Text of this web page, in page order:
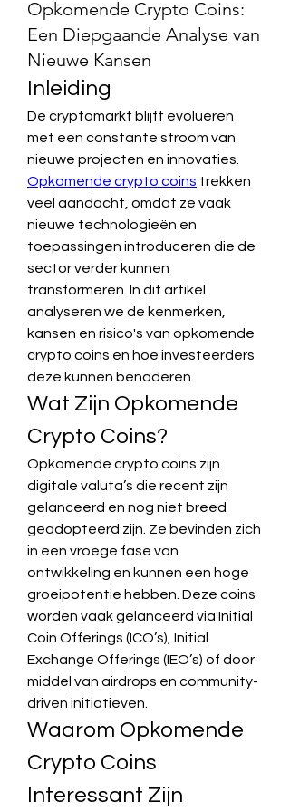
Opkomende Crypto Coins:
Een Diepgaande Analyse van
Nieuwe Kansen
Inleiding
De cryptomarkt blijft evolueren
met een constante stroom van
Opkomende crypto coins trekken
veel aandacht, omdat ze vaak
nieuwe technologieën en
toepassingen introduceren die de
sector verder kunnen
transformeren. In dit artikel
analyseren we de kenmerken,
kansen en risico's van opkomende
crypto coins en hoe investeerders
deze kunnen benaderen.
Wat Zijn Opkomende
Crypto Coins?
Opkomende crypto coins zijn
digitale valuta’s die recent zijn
gelanceerd en nog niet breed
geadopteerd zijn. Ze bevinden zich
in een vroege fase van
ontwikkeling en kunnen een hoge
groeipotentie hebben. Deze coins
worden vaak gelanceerd via Initial
Coin Offerings (ICO’s), Initial
Exchange Offerings (IEO’s) of door
middel van airdrops en community-
driven initiatieven.
Waarom Opkomende
Crypto Coins
Interessant Zijn